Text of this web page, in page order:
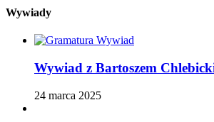
Wywiady
Wywiad z Bartoszem
24 marca 2025